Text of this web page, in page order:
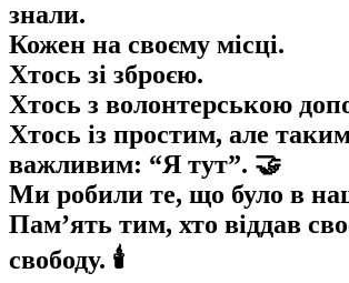
знали.
Кожен на своєму місці.
Хтось зі зброєю.
Хтось з волонтерською
Хтось із простим, але
важливим: “Я тут”. 🤝
Ми робили те, що було в
Пам’ять тим, хто віддав
свободу. 🕯️